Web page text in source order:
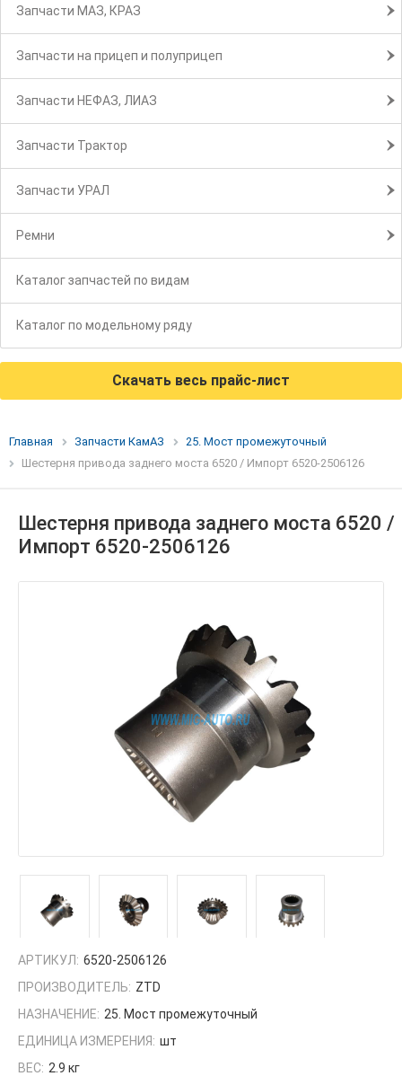
Запчасти МАЗ, КРАЗ
Запчасти на прицеп и полуприцеп
Запчасти НЕФАЗ, ЛИАЗ
Запчасти Трактор
Запчасти УРАЛ
Ремни
Каталог запчастей по видам
Каталог по модельному ряду
Скачать весь прайс-лист
Главная Запчасти КамАЗ
25. Мост промежуточный
Шестерня привода заднего моста 6520 / Импорт 6520-2506126
Шестерня привода заднего моста 6520 /
Импорт 6520-2506126
АРТИКУЛ: 6520-2506126
ПРОИЗВОДИТЕЛЬ: ZTD
НАЗНАЧЕНИЕ: 25. Мост промежуточный
ЕДИНИЦА ИЗМЕРЕНИЯ: шт
ВЕС: 2.9 кг